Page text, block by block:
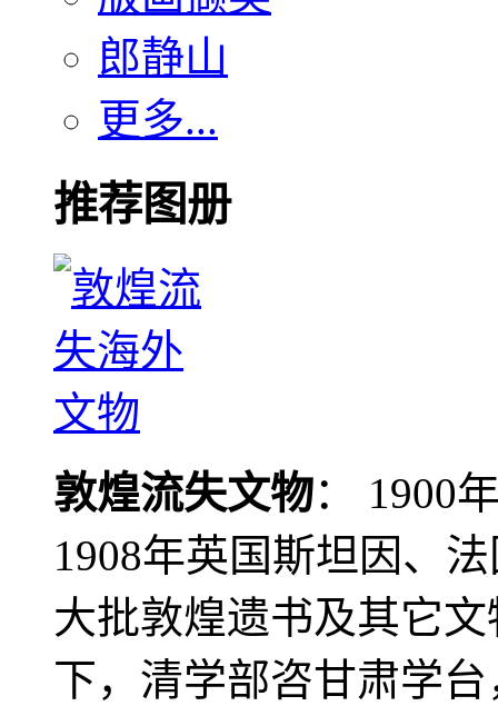
郎静山
更多...
推荐图册
敦煌流失文物： 1900
1908年英国斯坦因、
大批敦煌遗书及其它
下，清学部咨甘肃学